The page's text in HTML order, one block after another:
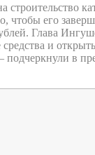
строительство
чтобы его
Глава
и
подчеркнули в